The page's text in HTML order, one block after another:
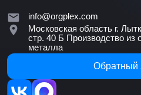
info@orgplex.com
Московская область г.
стр. 40 Б Производство из
металла
Обратный